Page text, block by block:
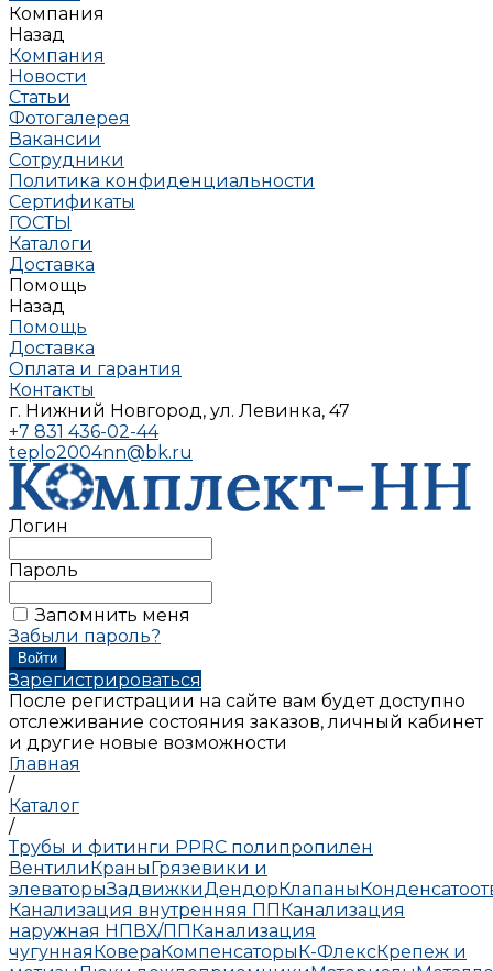
Компания
Назад
Компания
Новости
Статьи
Фотогалерея
Вакансии
Сотрудники
Политика конфиденциальности
Сертификаты
ГОСТЫ
Каталоги
Доставка
Помощь
Назад
Помощь
Доставка
Оплата и гарантия
Контакты
г. Нижний Новгород, ул. Левинка, 47
+7 831 436-02-44
teplo2004nn@bk.ru
Логин
Пароль
Запомнить меня
Забыли пароль?
Зарегистрироваться
После регистрации на сайте вам будет доступно
отслеживание состояния заказов, личный кабинет
и другие новые возможности
Главная
/
Каталог
/
Трубы и фитинги PPRC полипропилен
ВентилиКраныГрязевики и
элеваторыЗадвижкиДендорКлапаны
Канализация внутренняя ППКанализация
наружная НПВХ/ППКанализация
чугуннаяКовераКомпенсаторыК-ФлексКрепеж и